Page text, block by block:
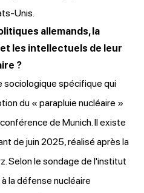
Unis.
allemands, la
les intellectuels de leur
?
sociologique spécifique qui
du « parapluie nucléaire »
de Munich. Il existe
de juin 2025, réalisé après la
Selon le sondage de l'institut
la défense nucléaire